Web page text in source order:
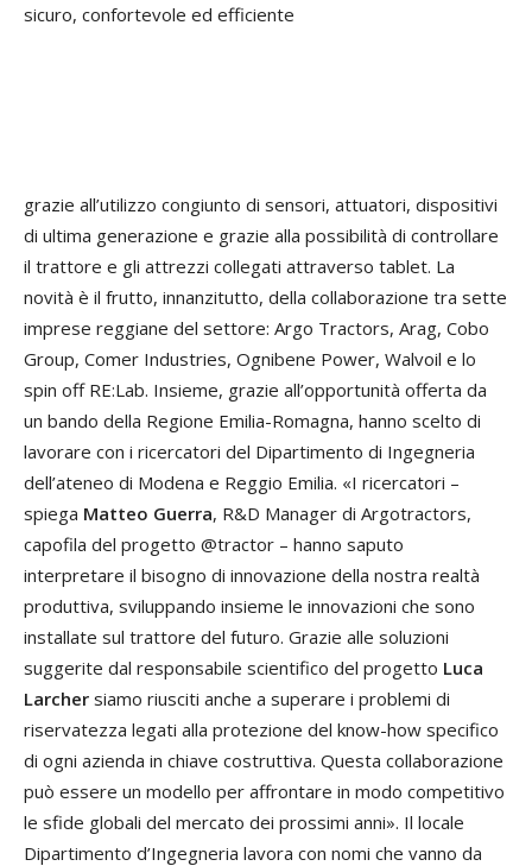
sicuro, confortevole ed efficiente
grazie all’utilizzo congiunto di sensori, attuatori, dispositivi
di ultima generazione e grazie alla possibilità di controllare
il trattore e gli attrezzi collegati attraverso tablet. La
novità è il frutto, innanzitutto, della collaborazione tra sette
imprese reggiane del settore: Argo Tractors, Arag, Cobo
Group, Comer Industries, Ognibene Power, Walvoil e lo
spin off RE:Lab. Insieme, grazie all’opportunità offerta da
un bando della Regione Emilia-Romagna, hanno scelto di
lavorare con i ricercatori del Dipartimento di Ingegneria
dell’ateneo di Modena e Reggio Emilia. «I ricercatori –
spiega Matteo Guerra, R&D Manager di Argotractors,
capofila del progetto @tractor – hanno saputo
interpretare il bisogno di innovazione della nostra realtà
produttiva, sviluppando insieme le innovazioni che sono
installate sul trattore del futuro. Grazie alle soluzioni
suggerite dal responsabile scientifico del progetto Luca
Larcher siamo riusciti anche a superare i problemi di
riservatezza legati alla protezione del know-how specifico
di ogni azienda in chiave costruttiva. Questa collaborazione
può essere un modello per affrontare in modo competitivo
le sfide globali del mercato dei prossimi anni». Il locale
Dipartimento d’Ingegneria lavora con nomi che vanno da